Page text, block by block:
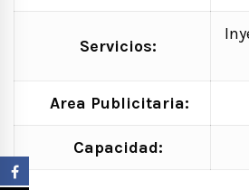
Servicios:
Area Publicitaria:
Capacidad: